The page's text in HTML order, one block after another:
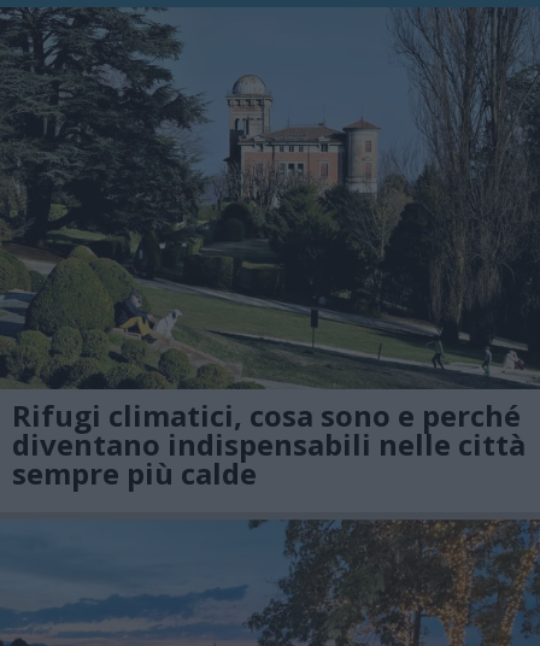
Rifugi climatici, cosa sono e perché
diventano indispensabili nelle città
sempre più calde